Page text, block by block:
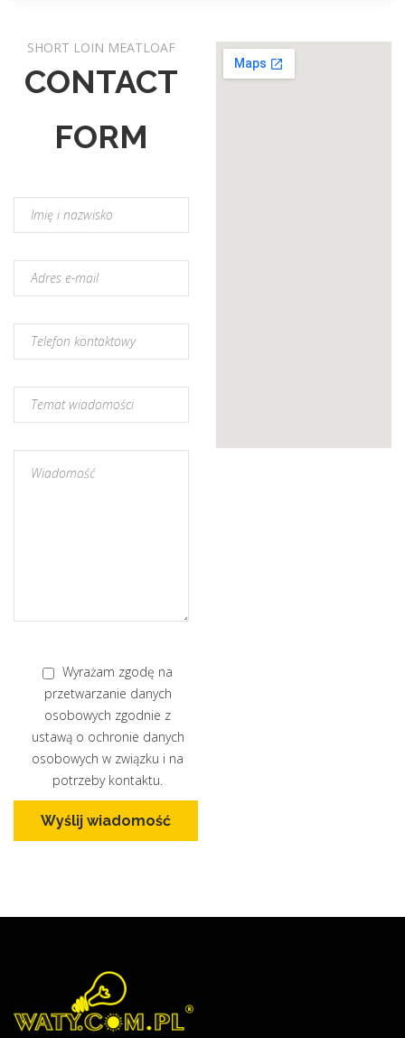
SHORT LOIN MEATLOAF
CONTACT
FORM
Wyrażam zgodę na
przetwarzanie danych
osobowych zgodnie z
ustawą o ochronie danych
osobowych w związku i na
potrzeby kontaktu.
Wyślij wiadomość